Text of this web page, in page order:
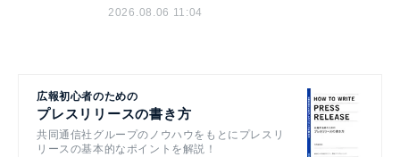
2026.08.06 11:04
広報初心者のための
プレスリリースの書き方
共同通信社グループのノウハウをもとにプレスリ
リースの基本的なポイントを解説！